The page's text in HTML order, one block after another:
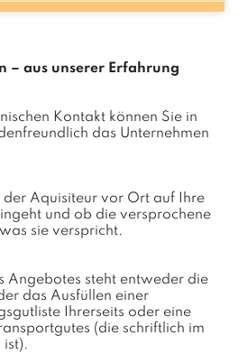
– aus unserer Erfahrung
Kontakt können Sie in
das Unternehmen
Aquisiteur vor Ort auf Ihre
und ob die versprochene
sie verspricht.
Angebotes steht entweder die
das Ausfüllen einer
Ihrerseits oder eine
(die schriftlich im
ist).